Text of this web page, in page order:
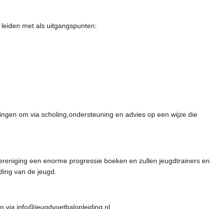
met als uitgangspunten:
om via scholing,ondersteuning en advies op een wijze die
een enorme progressie boeken en zullen jeugdtrainers en
van de jeugd.
via info@jeugdvoetbalopleiding.nl